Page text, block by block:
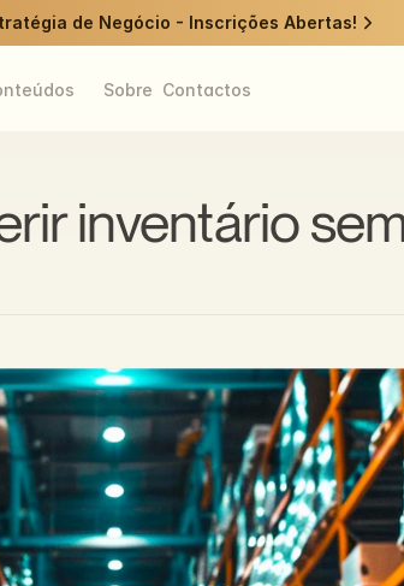
Sobre Contactos
inventário
de Negócio - Inscrições Abertas!